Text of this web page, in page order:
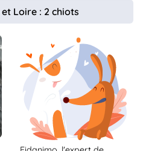
Loire : 2 chiots